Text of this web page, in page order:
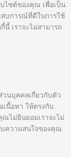
บไซต์ของคุณ เพื่อเป็น
บการณ์ที่ดีในการใช้
นี้ เราจะไม่สามารถ
วนบุคคลเกี่ยวกับตัว
เนื้อหา ให้ตรงกับ
ไม่ยินยอมเราจะไม่
บความสนใจของคุณ